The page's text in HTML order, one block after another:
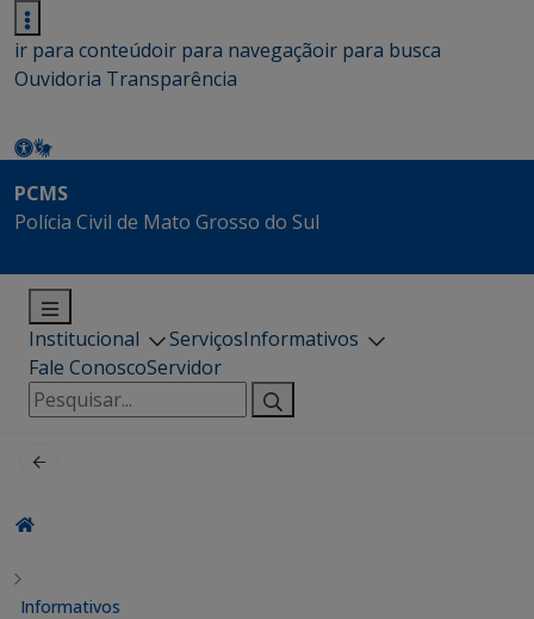
ir para conteúdoir para navegaçãoir para busca
Ouvidoria Transparência
PCMS
Polícia Civil de Mato Grosso do Sul
Institucional ServiçosInformativos
Fale ConoscoServidor
Pesquisar
por:
Informativos